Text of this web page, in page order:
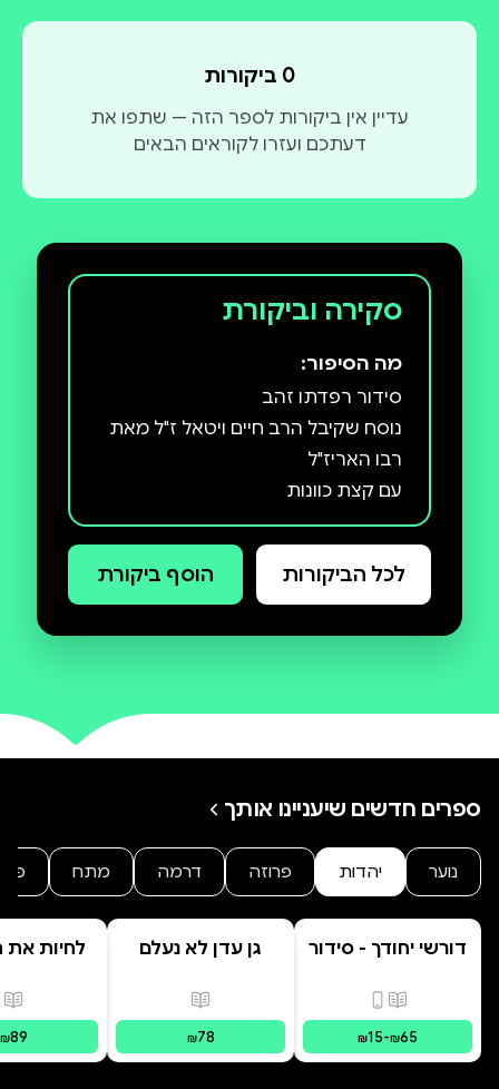
0 ביקורות
עדיין אין ביקורות לספר הזה — שתפו את
דעתכם ועזרו לקוראים הבאים
סקירה וביקורת
מה הסיפור:
נוסח שקיבל הרב חיים ויטאל ז"ל מאת
עם קצת כוונות
לכל הביקורות הוסף ביקורת
ספרים חדשים שיעניינו אותך
נוער יהדות פרוזה דרמה מתח
דורשי יחודך - סידור
פורמטים זמינים
מודפס, דיגיטלי
₪15-₪65
גן עדן לא נעלם
פורמטים זמינים מודפס
₪78
לחיות את
₪89